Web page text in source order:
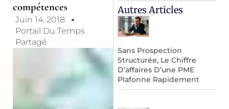
compétences
Juin 14, 2018
Portail Du Temps
Partagé
Autres Articles
Sans Prospection
Structurée, Le Chiffre
D’affaires D’une PME
Plafonne Rapidement